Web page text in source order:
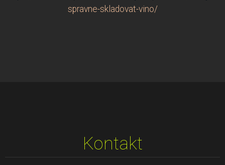
spravne-skladovat-vino/
Kontakt